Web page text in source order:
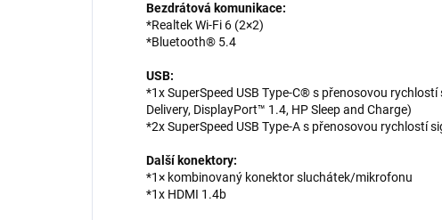
Bezdrátová komunikace:
*Realtek Wi-Fi 6 (2×2)
*Bluetooth® 5.4
USB:
*1x SuperSpeed USB Type-C® s přenosovou
Delivery, DisplayPort™ 1.4, HP Sleep and Charge)
*2x SuperSpeed USB Type-A s přenosovou rychlostí
Další konektory:
*1× kombinovaný konektor sluchátek/mikrofonu
*1x HDMI 1.4b